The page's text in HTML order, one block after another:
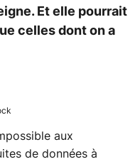
Et elle pourrait
celles dont on a
aux
de données à